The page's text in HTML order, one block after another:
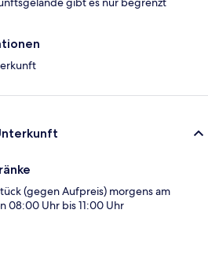
(gegen Aufpreis) morgens am
08:00 Uhr bis 11:00 Uhr